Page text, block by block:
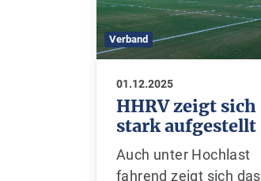
Verband
01.12.2025
HHRV zeigt sich
stark aufgestellt
Auch unter Hochlast
fahrend zeigt sich das